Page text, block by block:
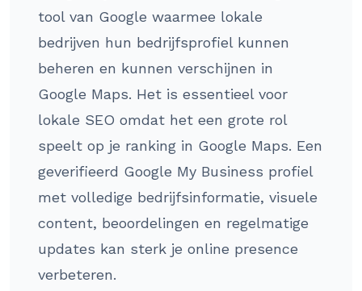
tool van Google waarmee lokale
bedrijven hun bedrijfsprofiel kunnen
beheren en kunnen verschijnen in
Google Maps. Het is essentieel voor
lokale SEO omdat het een grote rol
speelt op je ranking in Google Maps. Een
geverifieerd Google My Business profiel
met volledige bedrijfsinformatie, visuele
content, beoordelingen en regelmatige
updates kan sterk je online presence
verbeteren.